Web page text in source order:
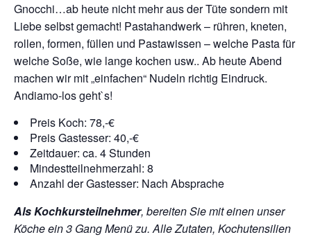
Gnocchi…ab heute nicht mehr aus der Tüte sondern mit
Liebe selbst gemacht! Pastahandwerk – rühren, kneten,
rollen, formen, füllen und Pastawissen – welche Pasta für
welche Soße, wie lange kochen usw.. Ab heute Abend
machen wir mit „einfachen“ Nudeln richtig Eindruck.
Andiamo-los geht`s!
Preis Koch: 78,-€
Preis Gastesser: 40,-€
Zeitdauer: ca. 4 Stunden
Mindestteilnehmerzahl: 8
Anzahl der Gastesser: Nach Absprache
Als Kochkursteilnehmer, bereiten Sie mit einen unser
Köche ein 3 Gang Menü zu. Alle Zutaten, Kochutensilien